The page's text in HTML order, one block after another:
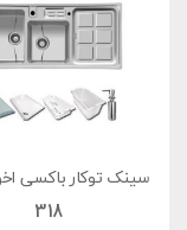
سینک توکار باکسی
318